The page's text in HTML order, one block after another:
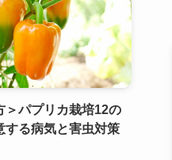
＞パプリカ栽培12の
する病気と害虫対策